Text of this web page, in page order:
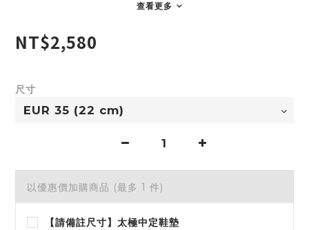
查看更多
NT$2,580
尺寸
以優惠價加購商品 (最多 1 件)
【請備註尺寸】太極中定鞋墊